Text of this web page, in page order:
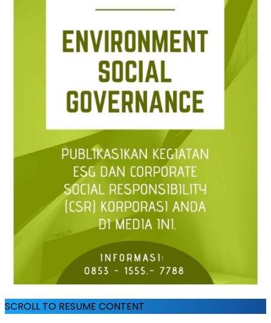
SCROLL TO RESUME CONTENT